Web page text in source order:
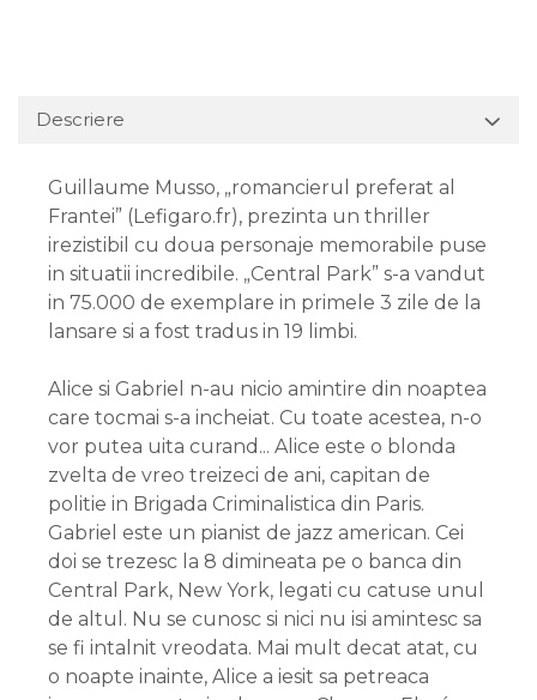
Descriere
Guillaume Musso, „romancierul preferat al
Frantei” (Lefigaro.fr), prezinta un thriller
irezistibil cu doua personaje memorabile puse
in situatii incredibile. „Central Park” s-a vandut
in 75.000 de exemplare in primele 3 zile de la
lansare si a fost tradus in 19 limbi.
Alice si Gabriel n-au nicio amintire din noaptea
care tocmai s-a incheiat. Cu toate acestea, n-o
vor putea uita curand... Alice este o blonda
zvelta de vreo treizeci de ani, capitan de
politie in Brigada Criminalistica din Paris.
Gabriel este un pianist de jazz american. Cei
doi se trezesc la 8 dimineata pe o banca din
Central Park, New York, legati cu catuse unul
de altul. Nu se cunosc si nici nu isi amintesc sa
se fi intalnit vreodata. Mai mult decat atat, cu
o noapte inainte, Alice a iesit sa petreaca